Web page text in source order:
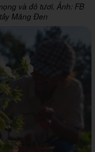
và đỏ tươi. Ảnh: FB
Măng Đen